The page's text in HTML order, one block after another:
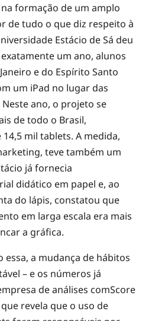
formação de um amplo
de tudo o que diz respeito à
Estácio de Sá deu
um ano, alunos
e do Espírito Santo
um iPad no lugar das
ano, o projeto se
de todo o Brasil,
mil tablets. A medida,
teve também um
já fornecia
didático em papel e, ao
do lápis, constatou que
em larga escala era mais
a gráfica.
essa, a mudança de hábitos
– e os números já
de análises comScore
revela que o uso de